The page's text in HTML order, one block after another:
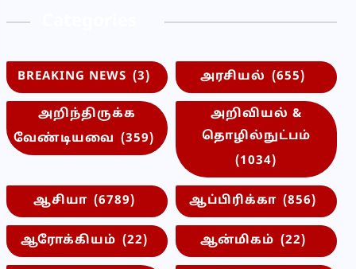
BREAKING NEWS (3) அரசியல் (655)
அறிந்திருக்க
வேண்டியவை (359)
அறிவியல் &
தொழில்நுட்பம்
(1034)
ஆசியா (6789) ஆப்பிரிக்கா (856)
ஆரோக்கியம் (22) ஆன்மிகம் (22)